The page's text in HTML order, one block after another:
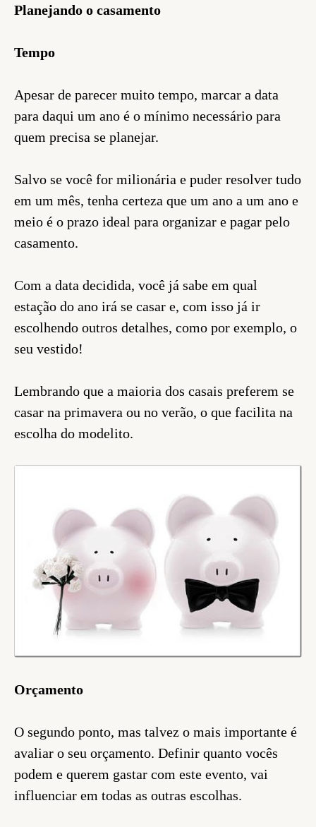
Planejando o casamento
Tempo
Apesar de parecer muito tempo, marcar a data
para daqui um ano é o mínimo necessário para
quem precisa se planejar.
Salvo se você for milionária e puder resolver tudo
em um mês, tenha certeza que um ano a um ano e
meio é o prazo ideal para organizar e pagar pelo
casamento.
Com a data decidida, você já sabe em qual
estação do ano irá se casar e, com isso já ir
escolhendo outros detalhes, como por exemplo, o
seu vestido!
Lembrando que a maioria dos casais preferem se
casar na primavera ou no verão, o que facilita na
escolha do modelito.
Orçamento
O segundo ponto, mas talvez o mais importante é
avaliar o seu orçamento. Definir quanto vocês
podem e querem gastar com este evento, vai
influenciar em todas as outras escolhas.